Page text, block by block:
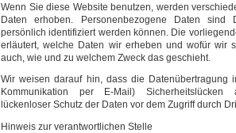
Wenn Sie diese Website benutzen, werden
Daten erhoben. Personenbezogene Daten
persönlich identifiziert werden können. Die
erläutert, welche Daten wir erheben und wofür wir
auch, wie und zu welchem Zweck das geschieht.
Wir weisen darauf hin, dass die Datenübertragung
Kommunikation per E-Mail)
lückenloser Schutz der Daten vor dem Zugriff durch
Hinweis zur verantwortlichen Stelle